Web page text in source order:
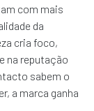
com mais
da
cria foco,
na reputação
sabem o
a marca ganha